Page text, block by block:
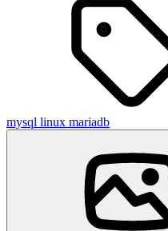
mysql linux mariadb